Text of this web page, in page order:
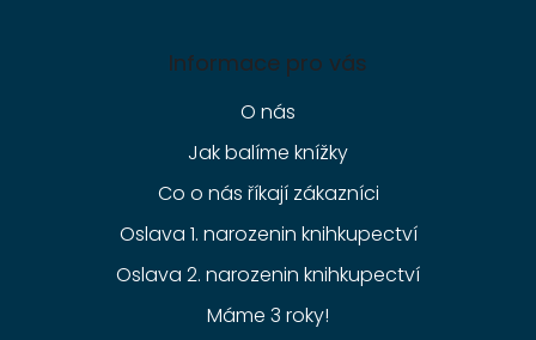
Informace pro vás
O nás
Jak balíme knížky
Co o nás říkají zákazníci
Oslava 1. narozenin knihkupectví
Oslava 2. narozenin knihkupectví
Máme 3 roky!